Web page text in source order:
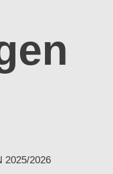
2025/2026